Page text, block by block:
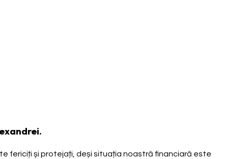
fericiți și protejați, deși situația noastră financiară este